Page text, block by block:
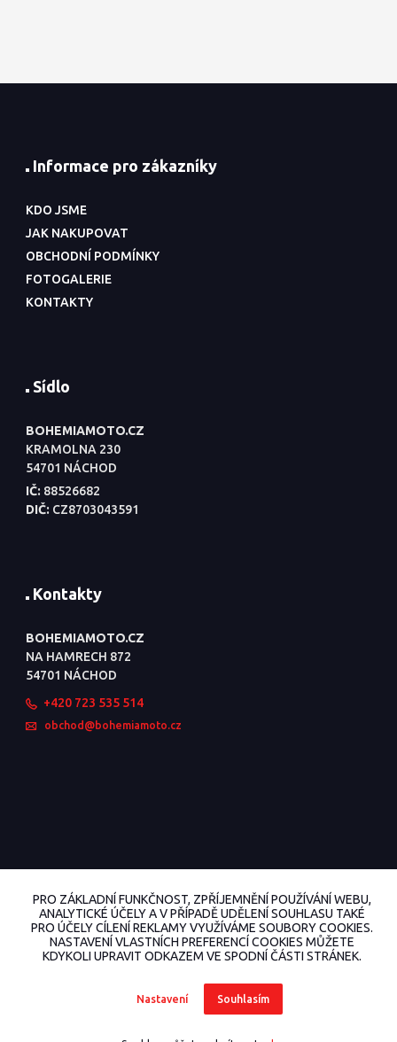
Informace pro zákazníky
KDO JSME
JAK NAKUPOVAT
OBCHODNÍ PODMÍNKY
FOTOGALERIE
KONTAKTY
Sídlo
BOHEMIAMOTO.CZ
KRAMOLNA 230
54701 NÁCHOD
IČ: 88526682
DIČ: CZ8703043591
Kontakty
BOHEMIAMOTO.CZ
NA HAMRECH 872
54701 NÁCHOD
+420 723 535 514
obchod@bohemiamoto.cz
PRO ZÁKLADNÍ FUNKČNOST, ZPŘÍJEMNĚNÍ POUŽÍVÁNÍ WEBU,
ANALYTICKÉ ÚČELY A V PŘÍPADĚ UDĚLENÍ SOUHLASU TAKÉ
PRO ÚČELY CÍLENÍ REKLAMY VYUŽÍVÁME SOUBORY COOKIES.
NASTAVENÍ VLASTNÍCH PREFERENCÍ COOKIES MŮŽETE
KDYKOLI UPRAVIT ODKAZEM VE SPODNÍ ČÁSTI STRÁNEK.
Nastavení Souhlasím